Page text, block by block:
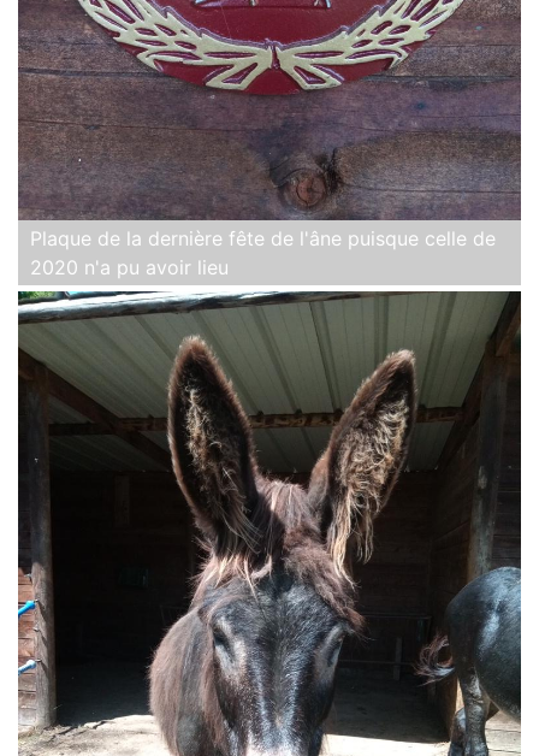
Plaque de la dernière fête de l'âne puisque celle de
2020 n'a pu avoir lieu